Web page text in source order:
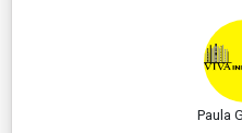
Paula